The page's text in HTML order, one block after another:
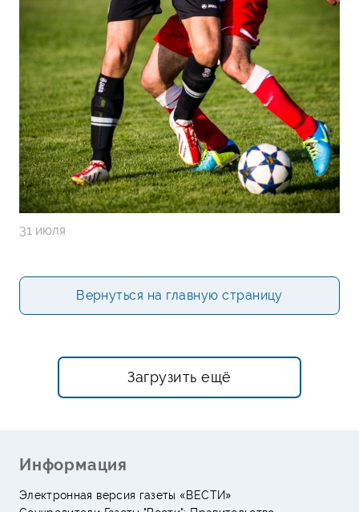
31 июля
Вернуться на главную страницу
Загрузить ещё
Информация
Электронная версия газеты «ВЕСТИ»